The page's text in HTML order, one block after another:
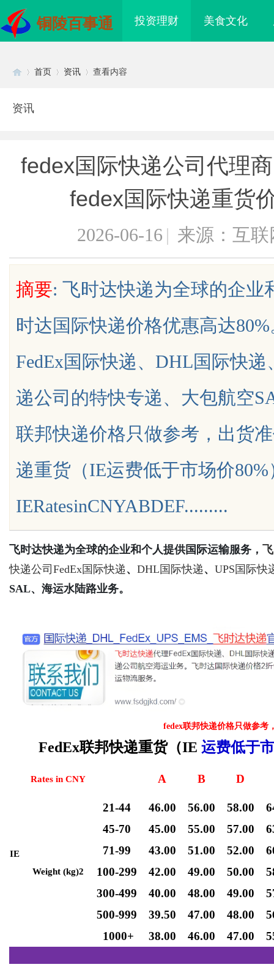
铜陵百事通 投资理财 美食文化
uz
d
首页 资讯 查看内容
资讯
fedex国际快递公司代理
fedex国际快递重货
2026-06-16 | 来源：互联
摘要: 飞时达快递为全球的企业
时达国际快递价格优惠高达
FedEx国际快递、DHL国际快
递公司的特快专递、大包航空
联邦快递价格只做参考，出货
递重货（IE运费低于市场价
IERatesinCNYABDEF.........
飞时达快递为全球的企业和个人提供国际运输服务，
快递公司 FedEx国际快递 、 DHL国际快递 、 UPS国际快
SAL、海运水陆路业务。
fedex联邦快递价格只做参考
FedEx联邦快递重货（IE 运费低于
IE
Rates in CNY A B D
Weight (kg)2
21-44 46.00 56.00 58.00
45-70
45.00 55.00 57.00
71-99
43.00 51.00 52.00
100-299
42.00 49.00 50.00
300-499
40.00 48.00 49.00
500-999
39.50 47.00 48.00
1000+
38.00 46.00 47.00
元探析